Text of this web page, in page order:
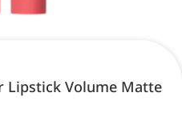
Lipstick Volume Matte